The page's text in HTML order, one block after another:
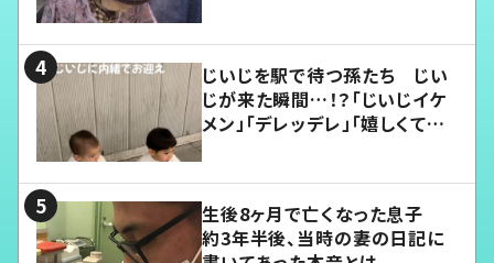
じいじを駅で待つ孫たち じい
じが来た瞬間…！？「じいじイケ
メン」「デレッデレ」「嬉しくて可
生後8ヶ月で亡くなった息子
約3年半後、当時の妻の日記に